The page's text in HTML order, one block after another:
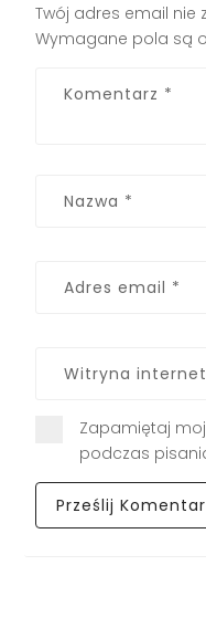
Twój adres email nie
Wymagane pola są
Zapamiętaj
podczas